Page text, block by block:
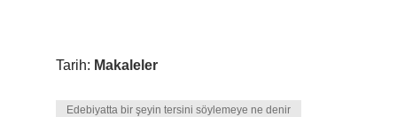
Tarih: Makaleler
Edebiyatta bir şeyin tersini söylemeye ne denir